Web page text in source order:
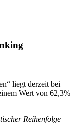
liegt derzeit bei
Wert von 62,3%
Reihenfolge